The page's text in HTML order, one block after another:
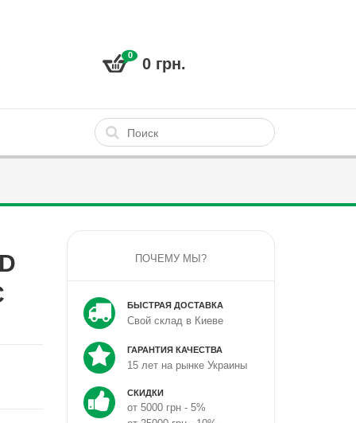
0 0 грн.
ПОЧЕМУ МЫ?
БЫСТРАЯ ДОСТАВКА
Свой склад в Киеве
ГАРАНТИЯ КАЧЕСТВА
15 лет на рынке Украины
СКИДКИ
от 5000 грн - 5%